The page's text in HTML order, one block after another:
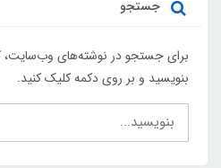
جستجو
برای جستجو در نوشته‌های وب‌سایت،
بنویسید و بر روی دکمه کلیک کنید.